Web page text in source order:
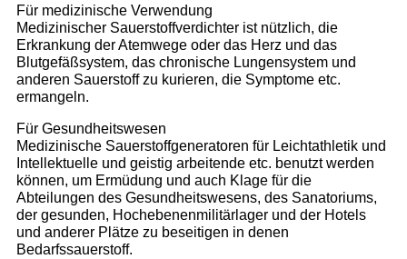
Für medizinische Verwendung
Medizinischer Sauerstoffverdichter ist nützlich, die
Erkrankung der Atemwege oder das Herz und das
Blutgefäßsystem, das chronische Lungensystem und
anderen Sauerstoff zu kurieren, die Symptome etc.
ermangeln.
Für Gesundheitswesen
Medizinische Sauerstoffgeneratoren für Leichtathletik und
Intellektuelle und geistig arbeitende etc. benutzt werden
können, um Ermüdung und auch Klage für die
Abteilungen des Gesundheitswesens, des Sanatoriums,
der gesunden, Hochebenenmilitärlager und der Hotels
und anderer Plätze zu beseitigen in denen
Bedarfssauerstoff.